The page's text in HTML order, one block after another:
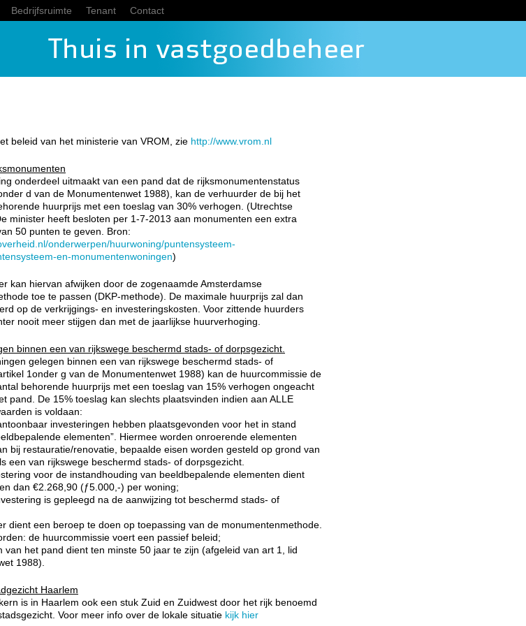
Bedrijfsruimte Tenant Contact
beleid van het ministerie van VROM, zie http://www.vrom.nl
onderdeel uitmaakt van een pand dat de rijksmonumentenstatus
d van de Monumentenwet 1988), kan de verhuurder de bij het
huurprijs met een toeslag van 30% verhogen. (Utrechtse
minister heeft besloten per 1-7-2013 aan monumenten een extra
50 punten te geven. Bron:
onderwerpen/huurwoning/puntensysteem-
en-monumentenwoningen)
kan hiervan afwijken door de zogenaamde Amsterdamse
toe te passen (DKP-methode). De maximale huurprijs zal dan
op de verkrijgings- en investeringskosten. Voor zittende huurders
nooit meer stijgen dan met de jaarlijkse huurverhoging.
binnen een van rijkswege beschermd stads- of dorpsgezicht.
gelegen binnen een van rijkswege beschermd stads- of
1onder g van de Monumentenwet 1988) kan de huurcommissie de
behorende huurprijs met een toeslag van 15% verhogen ongeacht
pand. De 15% toeslag kan slechts plaatsvinden indien aan ALLE
is voldaan:
investeringen hebben plaatsgevonden voor het in stand
elementen”. Hiermee worden onroerende elementen
bij restauratie/renovatie, bepaalde eisen worden gesteld op grond van
een van rijkswege beschermd stads- of dorpsgezicht.
voor de instandhouding van beeldbepalende elementen dient
dan €2.268,90 (ƒ5.000,-) per woning;
is gepleegd na de aanwijzing tot beschermd stads- of
dient een beroep te doen op toepassing van de monumentenmethode.
de huurcommissie voert een passief beleid;
van het pand dient ten minste 50 jaar te zijn (afgeleid van art 1, lid
1988).
Haarlem
is in Haarlem ook een stuk Zuid en Zuidwest door het rijk benoemd
Voor meer info over de lokale situatie kijk hier